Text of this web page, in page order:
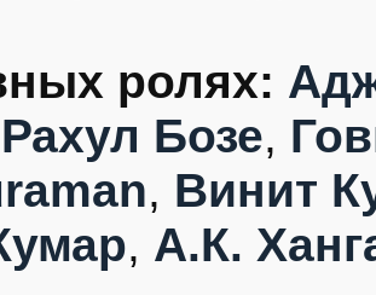
ролях:
Рахул Бозе,
, Винит
, А.К.